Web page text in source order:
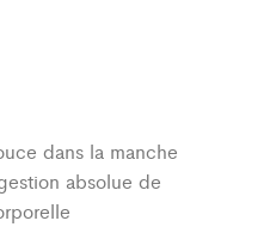
dans la manche
absolue de